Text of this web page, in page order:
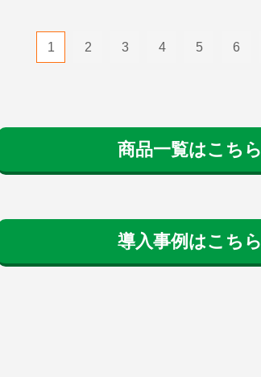
1 2 3 4 5 6
商品一覧はこちら
導入事例はこちら